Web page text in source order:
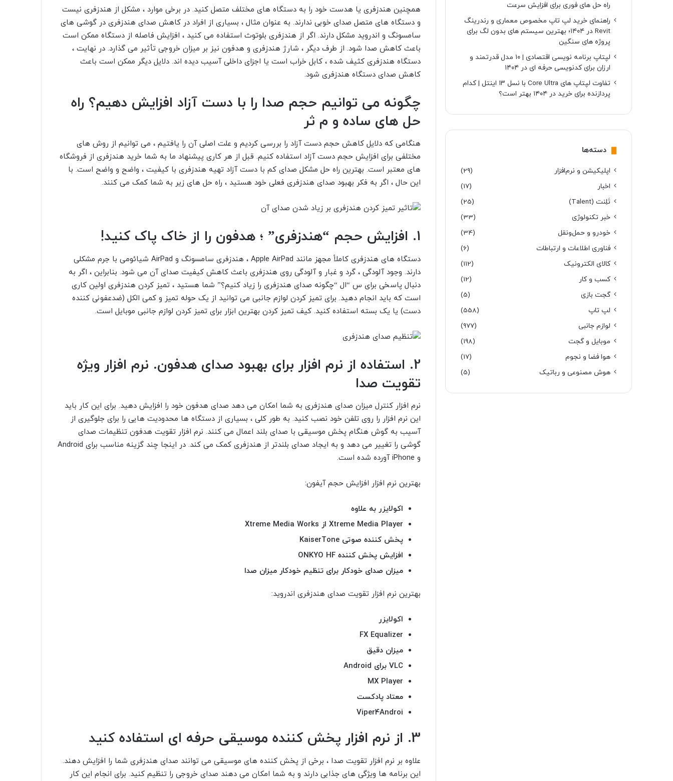
همچنین هندزفری یا هدست خود را به دستگاه های مختلف متصل کنید. در برخی موارد ، مشکل از هندزفری نیست
و دستگاه های متصل صدای خوبی ندارند. به عنوان مثال ، بسیاری از افراد در کاهش صدای هندزفری در گوشی های
سامسونگ و اندروید مشکل دارند. اگر از هندزفری بلوتوث استفاده می کنید ، افزایش فاصله از دستگاه ممکن است
باعث کاهش صدا شود. از طرف دیگر ، شارژ هندزفری و هدفون نیز بر میزان خروجی تأثیر می گذارد. در نهایت ،
دستگاه هندزفری کثیف شده ، کابل خراب است یا اجزای داخلی آسیب دیده اند. دلایل دیگر ممکن است باعث
کاهش صدای دستگاه هندزفری شود.
چگونه می توانیم حجم صدا را با دست آزاد افزایش دهیم؟ راه
حل های ساده و م ثر
هنگامی که دلایل کاهش حجم دست آزاد را بررسی کردیم و علت اصلی آن را یافتیم ، می توانیم از روش های
مختلفی برای افزایش حجم دست آزاد استفاده کنیم. قبل از هر کاری پیشنهاد ما به شما خرید هندزفری از فروشگاه
های معتبر است. بهترین راه حل مشکل صدای کم با دست آزاد تهیه هندزفری با کیفیت ، واضح و واضح است. با
این حال ، اگر به فکر بهبود صدای هندزفری فعلی خود هستید ، راه حل های زیر به شما کمک می کنند.
1. افزایش حجم “هندزفری” ؛ هدفون را از خاک پاک کنید!
دستگاه های هندزفری کاملاً مجهز مانند Apple AirPad ، هندزفری سامسونگ و AirPad شیائومی با جرم مشکلی
دارند. وجود آلودگی ، گرد و غبار و آلودگی روی هندزفری باعث کاهش کیفیت صدای آن می شود. بنابراین ، اگر به
دنبال پاسخی برای س “ال “چگونه صدای هندزفری را زیاد کنیم؟” شما هستید ، تمیز کردن هندزفری اولین کاری
است که باید انجام دهید. برای تمیز کردن لوازم جانبی می توانید از یک حوله تمیز و کمی الکل (ضدعفونی کننده
دست) یا یک بسته استفاده کنید. کیف تمیز کردن بهترین ابزار برای تمیز کردن لوازم جانبی موبایل است.
2. استفاده از نرم افزار برای بهبود صدای هدفون. نرم افزار ویژه
تقویت صدا
نرم افزار کنترل میزان صدای هندزفری به شما امکان می دهد صدای هدفون خود را افزایش دهید. برای این کار باید
این نرم افزار را روی تلفن خود نصب کنید. به طور کلی ، بسیاری از دستگاه ها محدودیت هایی را برای جلوگیری از
آسیب به گوش هنگام پخش موسیقی با صدای بلند اعمال می کنند. نرم افزار تقویت هدفون تنظیمات صدای
گوشی را تغییر می دهد و به ایجاد صدای بلندتر از هندزفری کمک می کند. در اینجا چند گزینه مناسب برای Android
و iPhone آورده شده است.
بهترین نرم افزار افزایش حجم آیفون:
اکولایزر به علاوه
Xtreme Media Player از Xtreme Media Works
پخش کننده صوتی KaiserTone
افزایش پخش کننده ONKYO HF
میزان صدای خودکار برای تنظیم خودکار میزان صدا
بهترین نرم افزار تقویت صدای هندزفری اندروید:
اکولایزر
FX Equalizer
میزان دقیق
VLC برای Android
MX Player
معتاد پادکست
Viper4Androi
3. از نرم افزار پخش کننده موسیقی حرفه ای استفاده کنید
علاوه بر نرم افزار تقویت صدا ، برخی از پخش کننده های موسیقی می توانند صدای هندزفری شما را افزایش دهند.
این برنامه ها ویژگی های جذابی دارند و به شما امکان می دهند صدای خروجی را تنظیم کنید. برای انجام این کار
راه حل های فوری برای افزایش سرعت
راهنمای خرید لپ تاپ مخصوص معماری و رندرینگ
Revit در ۱۴۰۴؛ بهترین سیستم های بدون لگ برای
پروژه های سنگین
لپتاپ برنامه نویسی اقتصادی | ۱۰ مدل قدرتمند و
ارزان برای کدنویسی حرفه ای در ۱۴۰۴
تفاوت لپتاپ های Core Ultra با نسل ۱۳ اینتل | کدام
پردازنده برای خرید در ۱۴۰۴ بهتر است؟
دسته‌ها
اپلیکیشن و نرم‌افزار
(29)
اخبار
(17)
تَلِنت (Talent)
(25)
خبر تکنولوژی
(33)
خودرو و حمل‌و‌نقل
(34)
فناوری اطلاعات و ارتباطات
(6)
کالای الکترونیک
(112)
کسب و کار
(12)
گجت بازی
(5)
لپ تاپ
(558)
لوازم جانبی
(977)
موبایل و گجت
(198)
هوا فضا و نجوم
(17)
هوش مصنوعی و رباتیک
(5)